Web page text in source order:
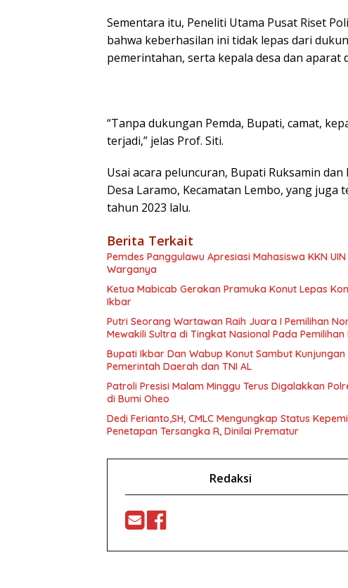
Sementara itu, Peneliti Utama Pusat Riset
bahwa keberhasilan ini tidak lepas dari
pemerintahan, serta kepala desa dan aparat
“Tanpa dukungan Pemda, Bupati, camat,
terjadi,” jelas Prof. Siti.
Usai acara peluncuran, Bupati Ruksamin
Desa Laramo, Kecamatan Lembo, yang juga
tahun 2023 lalu.
Berita Terkait
Pemdes Panggulawu Apresiasi Mahasiswa KKN
Warganya
Ketua Mabicab Gerakan Pramuka Konut Lepas
Ikbar
Putri Seorang Wartawan ‎Raih Juara I Pemilihan
Mewakili Sultra di Tingkat Nasional Pada Pemilihan
Bupati Ikbar Dan Wabup Konut Sambut
Pemerintah Daerah dan TNI AL
Patroli Presisi Malam Minggu Terus Digalakkan
di Bumi Oheo
Dedi Ferianto,SH, CMLC Mengungkap Status
Penetapan Tersangka R, Dinilai Prematur
Redaksi